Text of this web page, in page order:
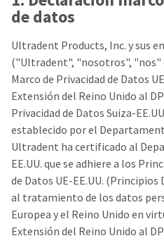
de datos
Ultradent Products, Inc. y sus
("Ultradent", "nosotros", "nos"
Marco de Privacidad de Datos
Extensión del Reino Unido al
Privacidad de Datos Suiza-
establecido por el
Ultradent ha certificado al
EE.UU. que se adhiere a los
de Datos UE-EE.UU. (Principios
al tratamiento de los datos
Europea y el Reino Unido en
Extensión del Reino Unido al
manufacturing
team
is
currently
working
to
replenish
it.
You
can
still
add
these
items
to
your
order
email
HighRadius
that
contains
important
login
information:
Please
refer
to
this
email
and
follow
its
directions